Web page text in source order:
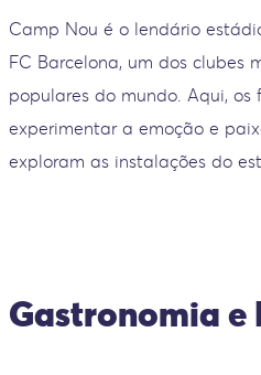
Camp Nou é o lendário
FC Barcelona, um dos clubes
populares do mundo. Aqui,
experimentar a emoção e
exploram as instalações do
Gastronomia e